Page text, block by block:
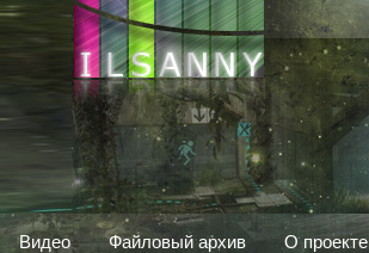
Видео Файловый архив О проекте